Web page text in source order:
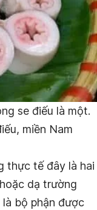
se điếu là một.
miền Nam
thực tế đây là hai
dạ trường
bộ phận được